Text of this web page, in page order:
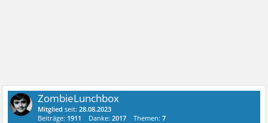
ZombieLunchbox
Mitglied seit:28.08.2023
Beiträge: 1911 Danke:2017 Themen:7